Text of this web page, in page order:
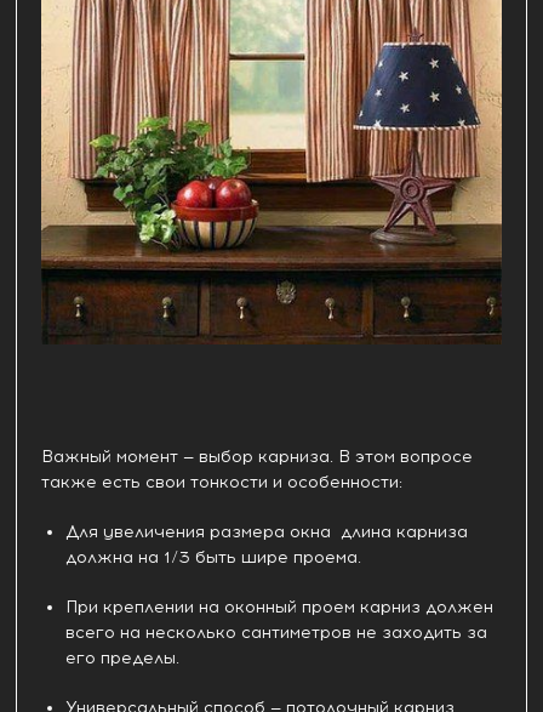
Важный момент — выбор карниза. В этом вопросе
также есть свои тонкости и особенности:
Для увеличения размера окна длина карниза
должна на 1/3 быть шире проема.
При креплении на оконный проем карниз должен
всего на несколько сантиметров не заходить за
его пределы.
Универсальный способ — потолочный карниз.